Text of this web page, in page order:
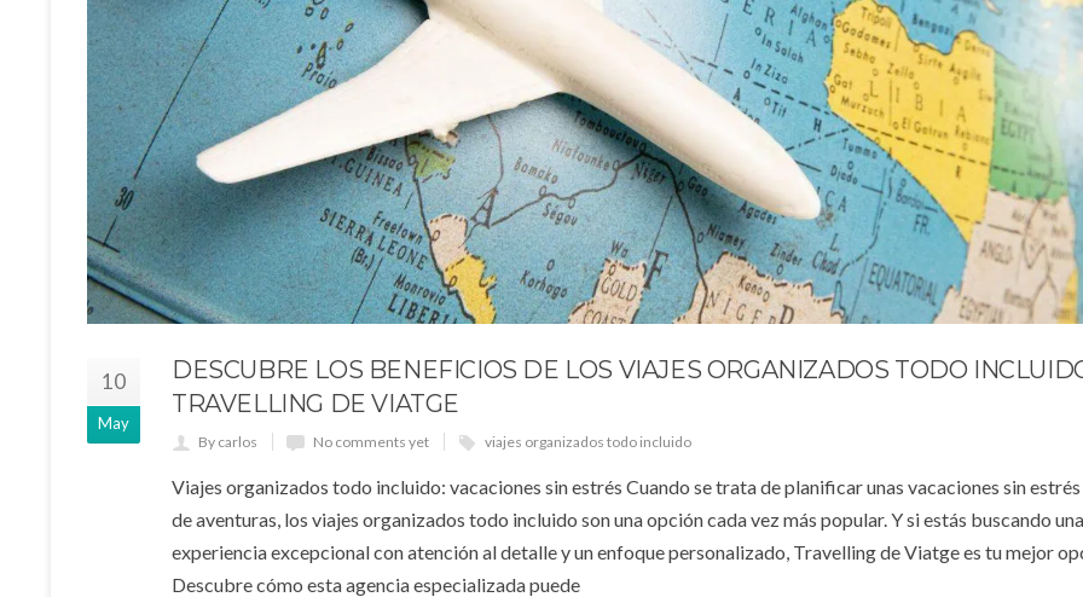
10
May
DESCUBRE LOS BENEFICIOS DE LOS VIAJES ORGANIZADOS TODO
TRAVELLING DE VIATGE
By carlos No comments yet viajes organizados todo incluido
Viajes organizados todo incluido: vacaciones sin estrés Cuando se trata de planificar unas vacaciones sin estrés
de aventuras, los viajes organizados todo incluido son una opción cada vez más popular. Y si estás buscando una
experiencia excepcional con atención al detalle y un enfoque personalizado, Travelling de Viatge es tu mejor
Descubre cómo esta agencia especializada puede